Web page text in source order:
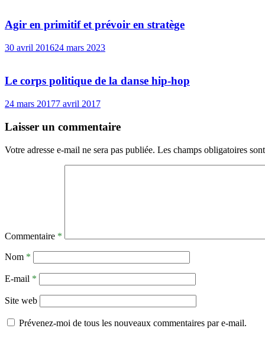
Agir en primitif et prévoir en stratège
30 avril 201624 mars 2023
Le corps politique de la danse hip-hop
24 mars 20177 avril 2017
Laisser un commentaire
Votre adresse e-mail ne sera pas publiée. Les champs obligatoires
Commentaire *
Nom *
E-mail *
Site web
Prévenez-moi de tous les nouveaux commentaires par e-mail.